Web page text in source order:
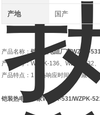
产地 国产
产品名称：铠装热电阻厂家WZPK-
产品型号：WZPK-136、WZPK-132
产品特点： 1）热响应时间少，减小
铠装热电阻厂家WZPK-531/WZPK-